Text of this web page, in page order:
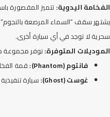
الفخامة اليدوية:تتميز المقصورة
سحرية لا توجد في أي سيارةأخرى.
الموديلات المتوفرة:نوفر مجموعة
فانتوم (Phantom):
قمة
غوست (Ghost):
سيارة